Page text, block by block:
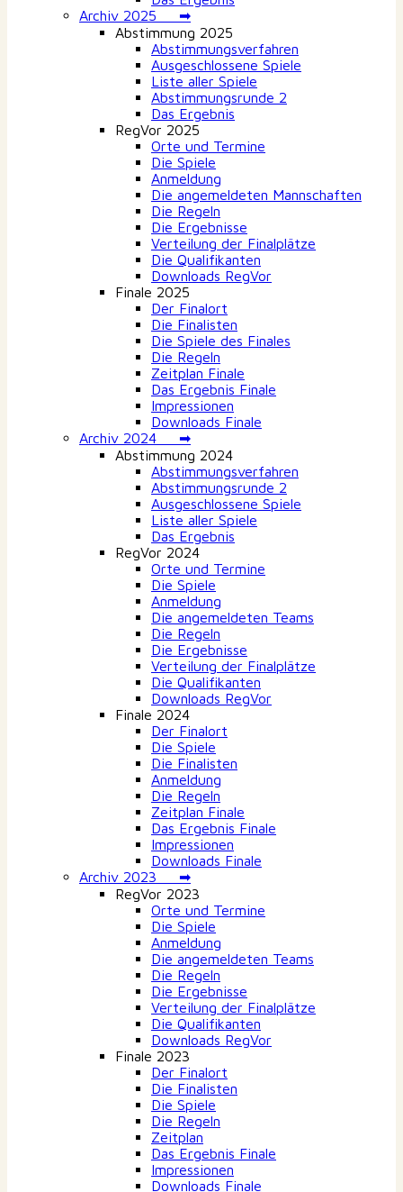
Archiv 2025 ➡
Abstimmung 2025
Abstimmungsverfahren
Ausgeschlossene Spiele
Liste aller Spiele
Abstimmungsrunde 2
Das Ergebnis
RegVor 2025
Orte und Termine
Die Spiele
Anmeldung
Die angemeldeten Mannschaften
Die Regeln
Die Ergebnisse
Verteilung der Finalplätze
Die Qualifikanten
Downloads RegVor
Finale 2025
Der Finalort
Die Finalisten
Die Spiele des Finales
Die Regeln
Zeitplan Finale
Das Ergebnis Finale
Impressionen
Downloads Finale
Archiv 2024 ➡
Abstimmung 2024
Abstimmungsverfahren
Abstimmungsrunde 2
Ausgeschlossene Spiele
Liste aller Spiele
Das Ergebnis
RegVor 2024
Orte und Termine
Die Spiele
Anmeldung
Die angemeldeten Teams
Die Regeln
Die Ergebnisse
Verteilung der Finalplätze
Die Qualifikanten
Downloads RegVor
Finale 2024
Der Finalort
Die Spiele
Die Finalisten
Anmeldung
Die Regeln
Zeitplan Finale
Das Ergebnis Finale
Impressionen
Downloads Finale
Archiv 2023 ➡
RegVor 2023
Orte und Termine
Die Spiele
Anmeldung
Die angemeldeten Teams
Die Regeln
Die Ergebnisse
Verteilung der Finalplätze
Die Qualifikanten
Downloads RegVor
Finale 2023
Der Finalort
Die Finalisten
Die Spiele
Die Regeln
Zeitplan
Das Ergebnis Finale
Impressionen
Downloads Finale